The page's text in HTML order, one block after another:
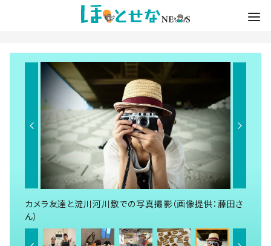
カメラ友達と淀川河川敷での写真撮影（画像提供：藤田さ
ん）